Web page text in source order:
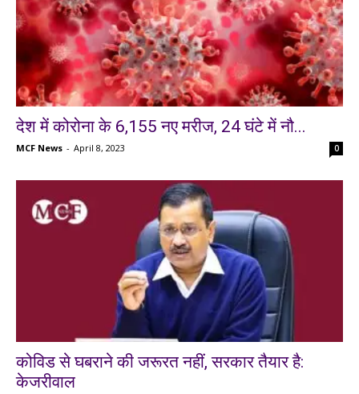
देश में कोरोना के 6,155 नए मरीज, 24 घंटे में नौ...
MCF News - April 8, 2023 0
कोविड से घबराने की जरूरत नहीं, सरकार तैयार है:
केजरीवाल